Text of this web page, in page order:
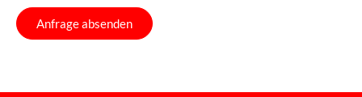
Anfrage absenden